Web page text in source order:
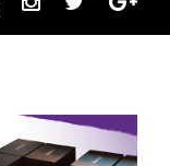
InstagramTwitter